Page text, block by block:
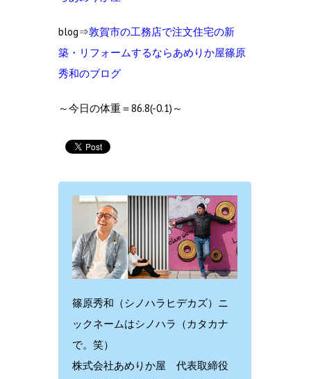
blog⇒敦賀市の工務店で注文住宅の新
築・リフォームするならあめりか屋篠原
秀和のブログ
～今日の体重＝86.8(-0.1)～
篠原秀和（シノハラヒデカズ）ニ
ックネームはシノハラ（カタカナ
で。笑）
株式会社あめりか屋 代表取締役